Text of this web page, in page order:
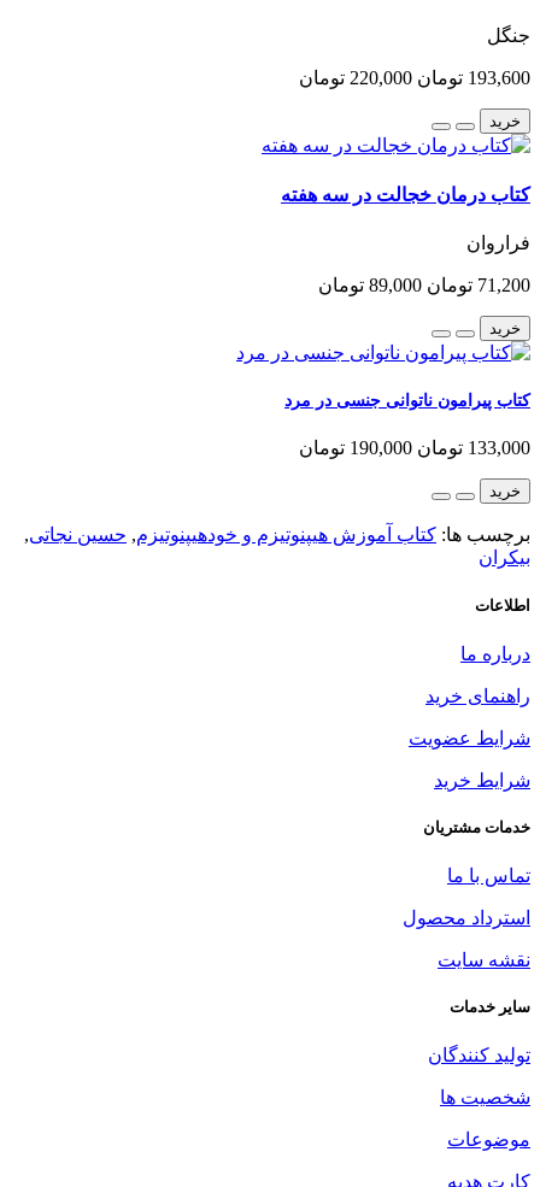
جنگل
193,600 تومان 220,000 تومان
خرید
کتاب درمان خجالت در سه هفته
فراروان
71,200 تومان 89,000 تومان
خرید
کتاب پیرامون ناتوانی جنسی در مرد
133,000 تومان 190,000 تومان
خرید
برچسب ها: کتاب آموزش هیپنوتیزم و خودهیپنوتیزم, حسین نجاتی,
بیکران
اطلاعات
درباره ما
راهنمای خرید
شرایط عضویت
شرایط خرید
خدمات مشتریان
تماس با ما
استرداد محصول
نقشه سایت
سایر خدمات
تولید کنندگان
شخصیت ها
موضوعات
کارت هدیه